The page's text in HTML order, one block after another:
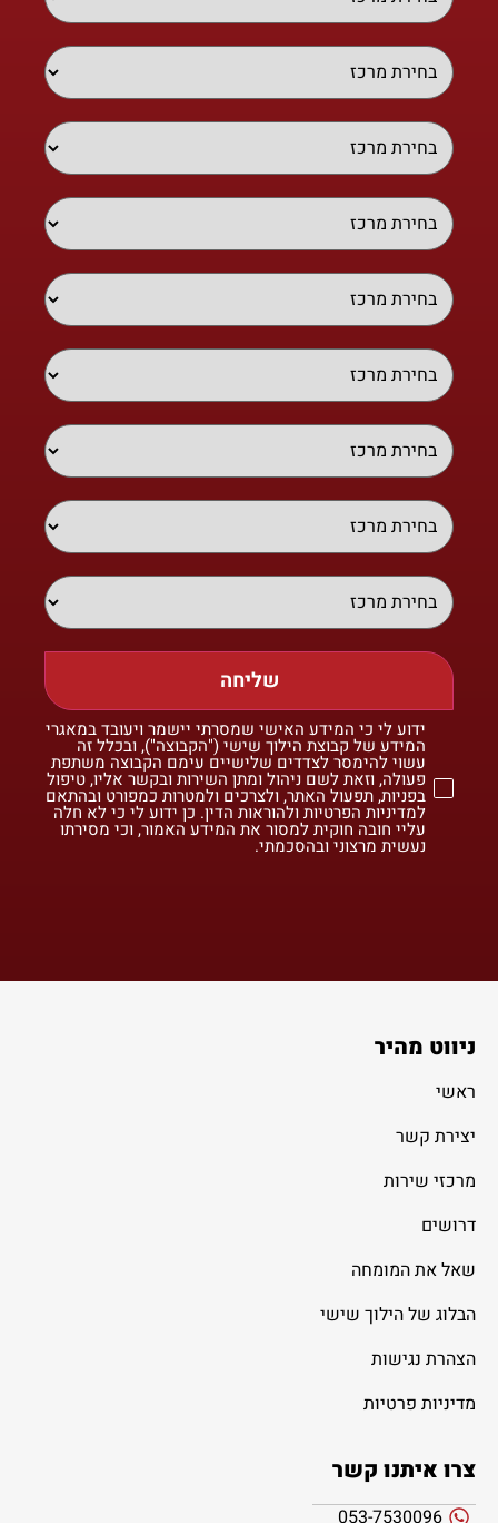
שליחה
ידוע לי כי המידע האישי שמסרתי יישמר ויעובד במאגרי
המידע של קבוצת הילוך שישי ("הקבוצה"), ובכלל זה
עשוי להימסר לצדדים שלישיים עימם הקבוצה משתפת
פעולה, וזאת לשם ניהול ומתן השירות ובקשר אליו, טיפול
בפניות, תפעול האתר, ולצרכים ולמטרות כמפורט ובהתאם
למדיניות הפרטיות ולהוראות הדין. כן ידוע לי כי לא חלה
עליי חובה חוקית למסור את המידע האמור, וכי מסירתו
נעשית מרצוני ובהסכמתי.
ניווט מהיר
ראשי
יצירת קשר
מרכזי שירות
דרושים
שאל את המומחה
הבלוג של הילוך שישי
הצהרת נגישות
מדיניות פרטיות
צרו איתנו קשר
053-7530096